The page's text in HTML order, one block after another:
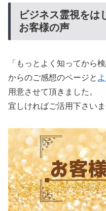
ビジネス霊視をは
お客様の声
「もっとよく知ってから
からのご感想のページと
用意させて頂きました。
宜しければご活用下さいま